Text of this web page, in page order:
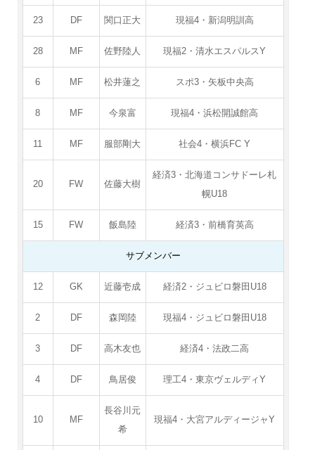
23 DF 関口正大 現福4・新潟明訓高
28 MF 佐野陸人 現福2・清水エスパルスY
6 MF 松井蓮之 スポ3・矢板中央高
8 MF 今泉富 現福4・浜松開誠館高
11 MF 服部剛大 社会4・横浜FC Y
20 FW 佐藤大樹
経済3・北海道コンサドーレ札
幌U18
15 FW 飯島陸 経済3・前橋育英高
サブメンバー
12 GK 近藤壱成 経済2・ジュビロ磐田U18
2 DF 森岡陸 現福4・ジュビロ磐田U18
3 DF 高木友也 経済4・法政二高
4 DF 鳥居俊 理工4・東京ヴェルディY
10 MF
長谷川元
希
現福4・大宮アルディージャY